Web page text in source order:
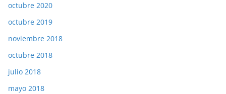
octubre 2020
octubre 2019
noviembre 2018
octubre 2018
julio 2018
mayo 2018